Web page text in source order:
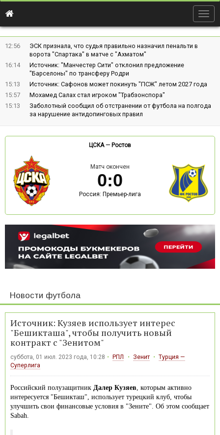
12:56
ЭСК признала, что судья правильно назначил пенальти в
ворота "Спартака" в матче с "Ахматом"
16:14
Источник: "Манчестер Сити" отклонил предложение
"Барселоны" по трансферу Родри
15:13
Источник: Сафонов может покинуть "ПСЖ" летом 2027 года
15:57
Мохамед Салах стал игроком "Трабзонспора"
15:13
Заболотный сообщил об отстранении от футбола на полгода
за нарушение антидопинговых правил
ЦСКА— Ростов
Матч окончен
0:0
Россия: Премьер-лига
Новости футбола
Источник: Кузяев использует интерес
"Бешикташа", чтобы получить новый
контракт с "Зенитом"
суббота, 01 июл. 2023 года, 10:28 РПЛ Зенит
Турция —
Суперлига
Российский полузащитник Далер Кузяев , которым активно
интересуется "Бешикташ", использует турецкий клуб, чтобы
улучшить свои финансовые условия в "Зените". Об этом сообщает
Sabah.